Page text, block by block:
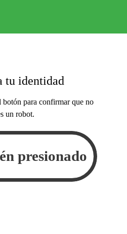
tu identidad
botón para confirmar que no
un robot.